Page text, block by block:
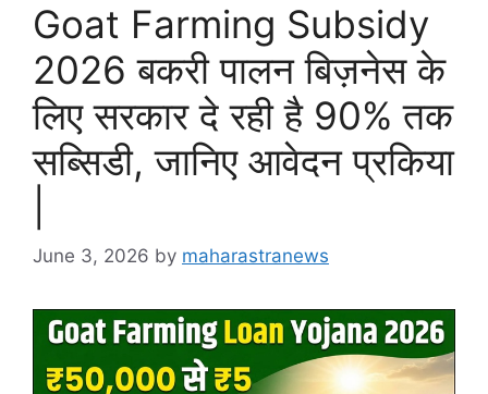
Goat Farming Subsidy
2026 बकरी पालन बिज़नेस के
लिए सरकार दे रही है 90% तक
सब्सिडी, जानिए आवेदन प्रकिया
June 3, 2026 by maharastranews